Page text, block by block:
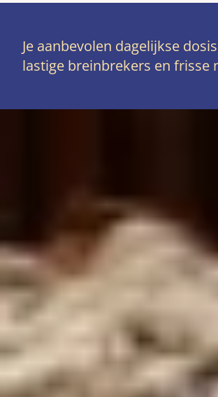
Je aanbevolen dagelijkse
lastige breinbrekers en frisse